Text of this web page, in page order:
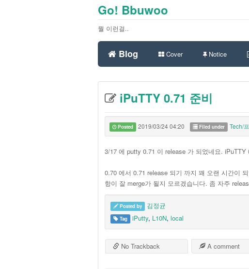
Go! Bbuwoo
뭘 이런걸..
Blog Cover Notice
iPuTTY 0.71 준비
Posted 2019/03/24 04:20 Filed under Tech/
3/17 에 putty 0.71 이 release 가 되었네요.
0.70 에서 0.71 release 되기 까지 꽤 오랜 시간이
항이 잘 merge가 될지 모르겠습니다. 좀 자주
Posted by 김정균
Tag iPutty, L10N, local
No Trackback A comment